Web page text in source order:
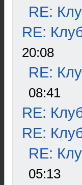
RE:
RE:
20:08
RE:
08:41
RE:
RE:
RE:
05:13